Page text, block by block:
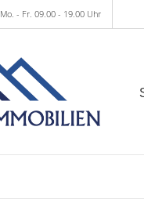
Mo. - Fr. 09.00 - 19.00 Uhr